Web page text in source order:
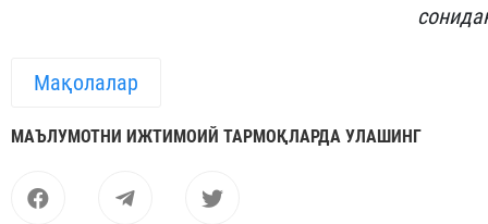
Мақолалар
МАЪЛУМОТНИ ИЖТИМОИЙ ТАРМОҚЛАРДА УЛАШИНГ